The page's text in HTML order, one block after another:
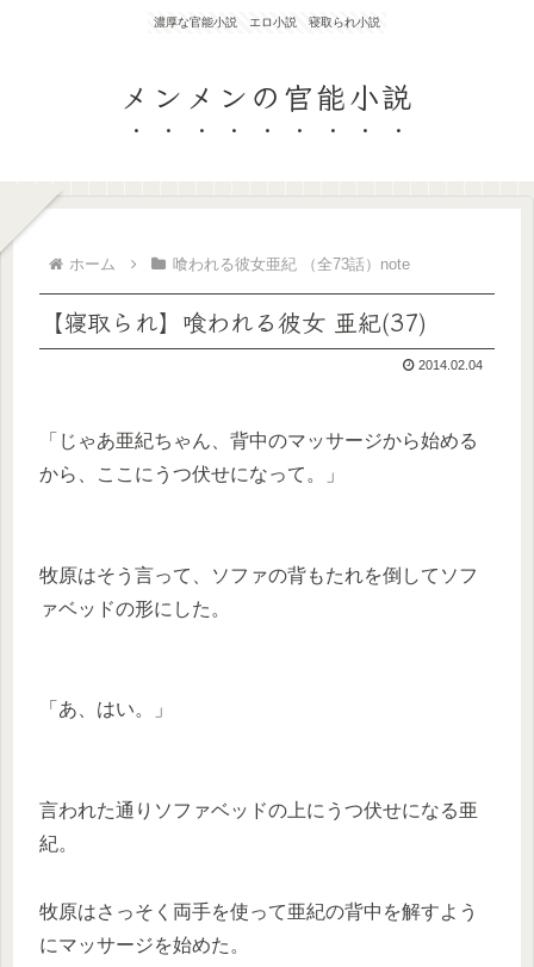
濃厚な官能小説 エロ小説 寝取られ小説
メンメンの官能小説
ホーム 喰われる彼女亜紀 （全73話）note
【寝取られ】喰われる彼女 亜紀(37)
2014.02.04
「じゃあ亜紀ちゃん、背中のマッサージから始める
から、ここにうつ伏せになって。」
牧原はそう言って、ソファの背もたれを倒してソフ
ァベッドの形にした。
「あ、はい。」
言われた通りソファベッドの上にうつ伏せになる亜
紀。
牧原はさっそく両手を使って亜紀の背中を解すよう
にマッサージを始めた。